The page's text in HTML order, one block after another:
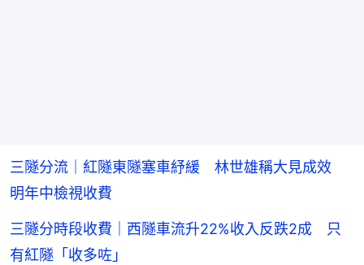
三隧分流｜紅隧東隧塞車紓緩 林世雄稱大見成效
明年中檢視收費
三隧分時段收費｜西隧車流升22%收入反跌2成 只
有紅隧「收多咗」